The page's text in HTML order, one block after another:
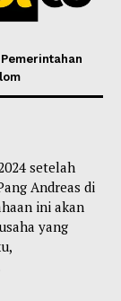
Pemerintahan
setelah
Andreas di
ini akan
yang